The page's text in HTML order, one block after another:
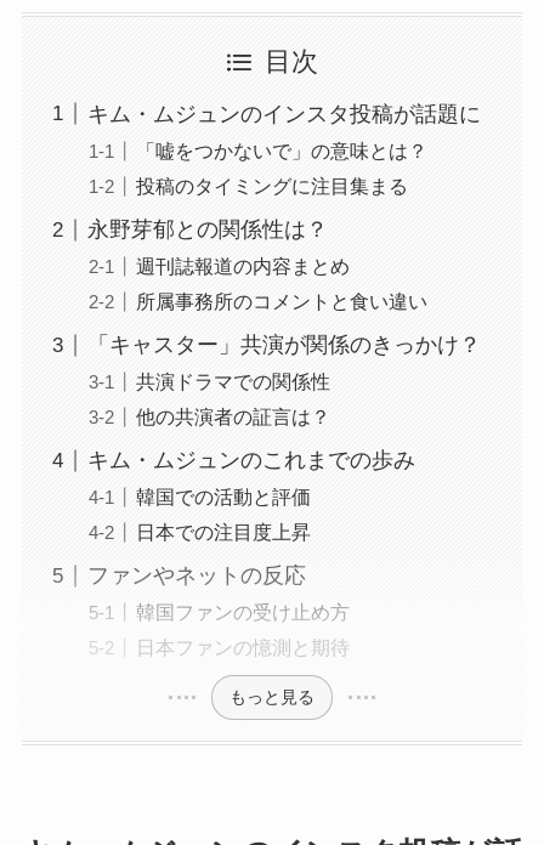
目次
キム・ムジュンのインスタ投稿が話題に
「嘘をつかないで」の意味とは？
投稿のタイミングに注目集まる
永野芽郁との関係性は？
週刊誌報道の内容まとめ
所属事務所のコメントと食い違い
「キャスター」共演が関係のきっかけ？
共演ドラマでの関係性
他の共演者の証言は？
キム・ムジュンのこれまでの歩み
韓国での活動と評価
日本での注目度上昇
ファンやネットの反応
韓国ファンの受け止め方
日本ファンの憶測と期待
もっと見る